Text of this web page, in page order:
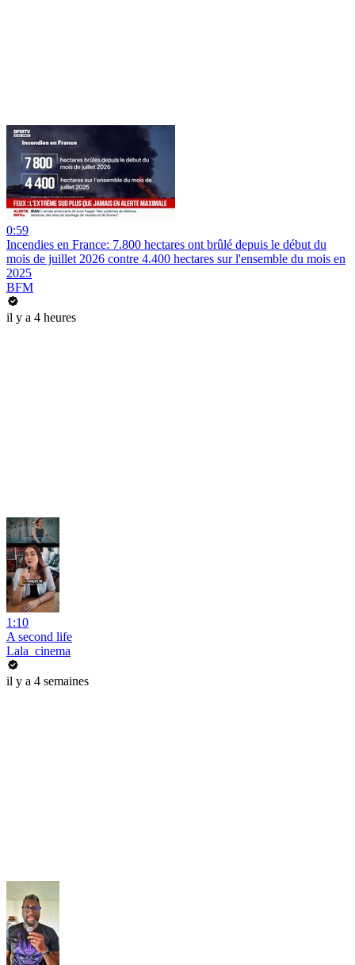
0:59
Incendies en France: 7.800 hectares ont brûlé depuis le début du
mois de juillet 2026 contre 4.400 hectares sur l'ensemble du mois en
2025
BFM
il y a 4 heures
1:10
A second life
Lala_cinema
il y a 4 semaines